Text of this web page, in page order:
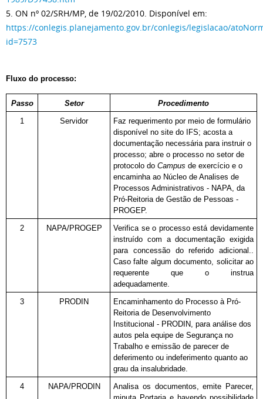
5. ON nº 02/SRH/MP, de 19/02/2010. Disponível em:
https://conlegis.planejamento.gov.br/conlegis/legislacao/
id=7573
Fluxo do processo:
Passo Setor
Procedimento
1
Servidor
Faz requerimento por meio de formulário
disponível no site do IFS; acosta a
documentação necessária para instruir o
processo; abre o processo no setor de
protocolo do Campus de exercício e o
encaminha ao Núcleo de Analises de
Processos Administrativos - NAPA, da
Pró-Reitoria de Gestão de Pessoas -
PROGEP.
2
NAPA/PROGEP
Verifica se o processo está devidamente
instruído com a documentação exigida
para concessão do referido adicional..
Caso falte algum documento, solicitar ao
requerente que o instrua
adequadamente.
3
PRODIN
Encaminhamento do Processo à Pró-
Reitoria de Desenvolvimento
Institucional - PRODIN, para análise dos
autos pela equipe de Segurança no
Trabalho e emissão de parecer de
deferimento ou indeferimento quanto ao
grau da insalubridade.
4
NAPA/PRODIN
Analisa os documentos, emite Parecer,